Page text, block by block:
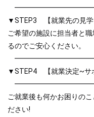
▼STEP3 【就業先の見学
ご希望の施設に担当者と
るのでご安心ください。
▼STEP4 【就業決定~サ
ご就業後も何かお困りの
ださい!